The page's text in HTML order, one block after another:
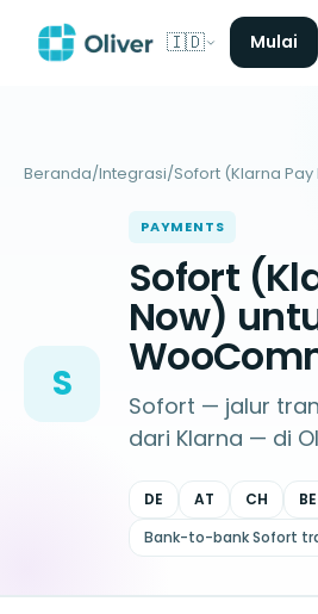
🇮🇩 Mulai
Beranda/Integrasi/Sofort (Klarna Pay
S
PAYMENTS
Sofort
Now)
Sofort — jalur
dari Klarna — di
DE AT CH BE
Bank-to-bank Sofort